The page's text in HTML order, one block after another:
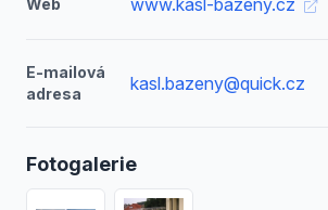
Web www.kasl-bazeny.cz
E-mailová
adresa
kasl.bazeny@quick.cz
Fotogalerie